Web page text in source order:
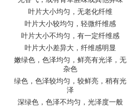
叶片大小均匀，无老化纤维
叶片大小较均匀，轻微纤维感
叶片大小不均匀，有一定纤维感
叶片大小差异大，纤维感明显
嫩绿色，色泽均匀，鲜亮有光泽，无
杂色
绿色，色泽较均匀，较鲜亮，稍有光
泽
深绿色，色泽不均匀，光泽度一般